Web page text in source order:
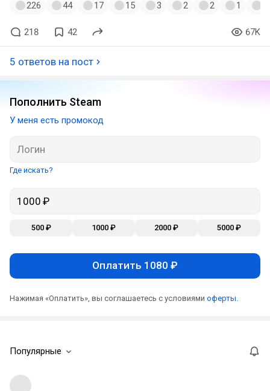
226 44 17 15 3 2 2 1
218 42 67K
5 ответов на пост
Пополнить Steam
У меня есть промокод
Где искать?
500 ₽ 1000 ₽ 2000 ₽ 5000 ₽
Оплатить 1080 ₽
Нажимая «Оплатить», вы соглашаетесь с условиями оферты
Популярные